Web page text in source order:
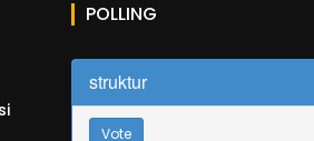
POLLING
struktur
Vote